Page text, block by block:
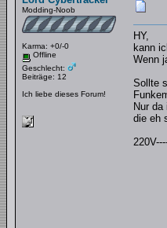
Modding-Noob
Karma: +0/-0
Offline
Geschlecht:
Beiträge: 12
Ich liebe dieses Forum!
HY,
kann
Wenn
Sollte
Nur
die eh